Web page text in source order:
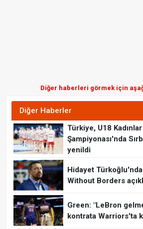
Diğer haberleri görmek için
Diğer Haberler
Türkiye, U18
Şampiyonası'nda
yenildi
Hidayet
Without Borders
Green: "LeBron
kontrata Warriors'ta